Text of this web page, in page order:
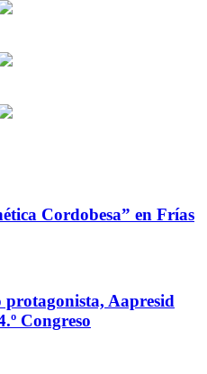
Cordobesa” en Frías
protagonista, Aapresid
Congreso